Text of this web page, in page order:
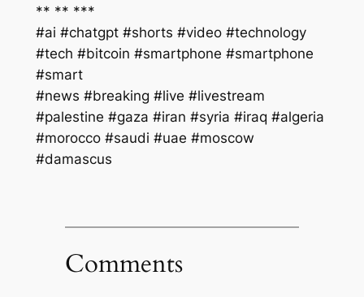
** ** ***
#ai #chatgpt #shorts #video #technology
#tech #bitcoin #smartphone #smartphone
#smart
#palestine #gaza #iran #syria #iraq #algeria
#morocco #saudi #uae #moscow
#damascus
Comments